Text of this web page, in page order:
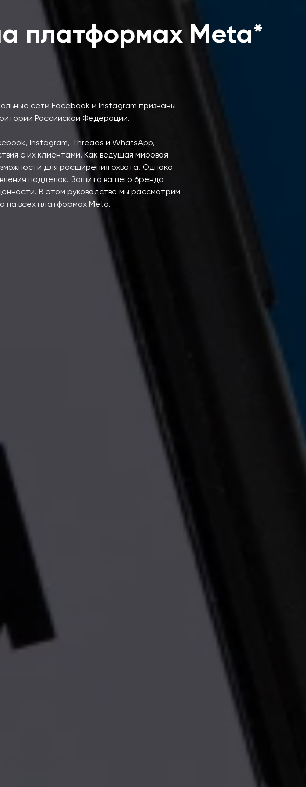
платформах Meta*
сети Facebook и Instagram признаны
Российской Федерации.
Instagram, Threads и WhatsApp,
с их клиентами. Как ведущая мировая
для расширения охвата. Однако
подделок. Защита вашего бренда
В этом руководстве мы рассмотрим
на всех платформах Meta.